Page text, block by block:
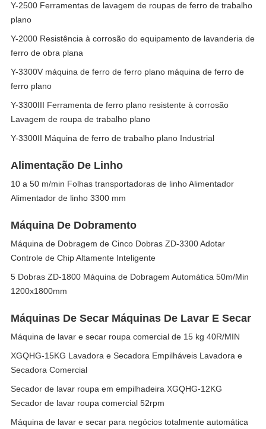
Y-2500 Ferramentas de lavagem de roupas de ferro de trabalho
plano
Y-2000 Resistência à corrosão do equipamento de lavanderia de
ferro de obra plana
Y-3300V máquina de ferro de ferro plano máquina de ferro de
ferro plano
Y-3300III Ferramenta de ferro plano resistente à corrosão
Lavagem de roupa de trabalho plano
Y-3300II Máquina de ferro de trabalho plano Industrial
Alimentação De Linho
10 a 50 m/min Folhas transportadoras de linho Alimentador
Alimentador de linho 3300 mm
Máquina De Dobramento
Máquina de Dobragem de Cinco Dobras ZD-3300 Adotar
Controle de Chip Altamente Inteligente
5 Dobras ZD-1800 Máquina de Dobragem Automática 50m/Min
1200x1800mm
Máquinas De Secar Máquinas De Lavar E Secar
Máquina de lavar e secar roupa comercial de 15 kg 40R/MIN
XGQHG-15KG Lavadora e Secadora Empilháveis Lavadora e
Secadora Comercial
Secador de lavar roupa em empilhadeira XGQHG-12KG
Secador de lavar roupa comercial 52rpm
Máquina de lavar e secar para negócios totalmente automática